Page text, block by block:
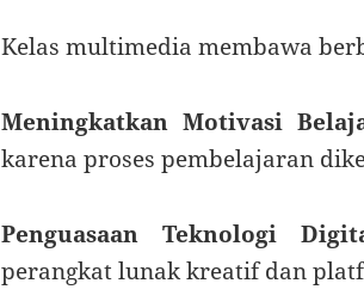
Kelas multimedia membawa
Meningkatkan Motivasi
karena proses pembelajaran
Penguasaan Teknologi
perangkat lunak kreatif dan